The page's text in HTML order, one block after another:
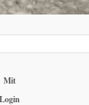
Mit
Login